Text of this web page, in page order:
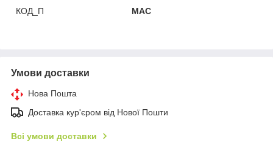
КОД_П
MAC
Умови доставки
Нова Пошта
Доставка кур'єром від Нової Пошти
Всі умови доставки